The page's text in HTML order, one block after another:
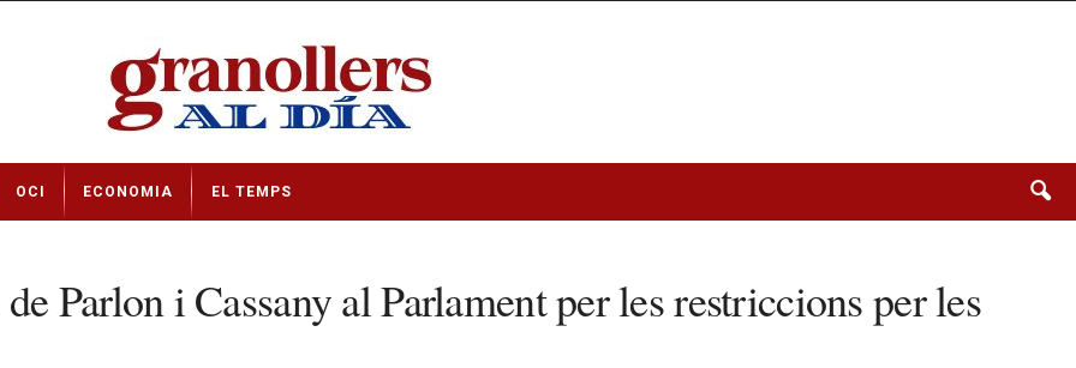
OCI ECONOMIA EL TEMPS
Parlon i Cassany al Parlament per les restriccions per les